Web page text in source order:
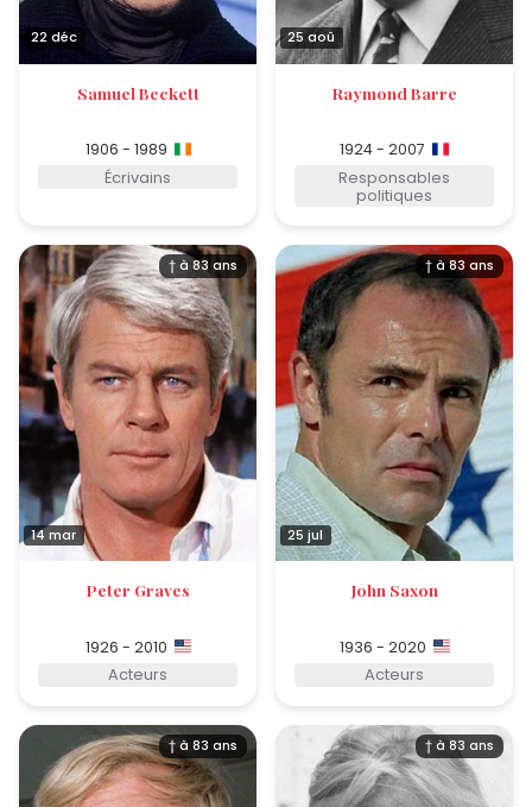
22 déc
Samuel Beckett
1906 - 1989
Écrivains
25 aoû
Raymond Barre
1924 - 2007
Responsables
politiques
† à 83 ans
14 mar
Peter Graves
1926 - 2010
Acteurs
† à 83 ans
25 jul
John Saxon
1936 - 2020
Acteurs
† à 83 ans † à 83 ans